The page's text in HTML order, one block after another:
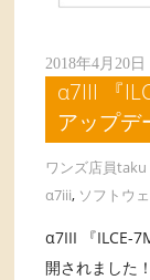
2018年4月20日
α7III 『
アップデ
ワンズ店員taku
α7iii, ソフトウ
α7III 『ILCE-
開されました